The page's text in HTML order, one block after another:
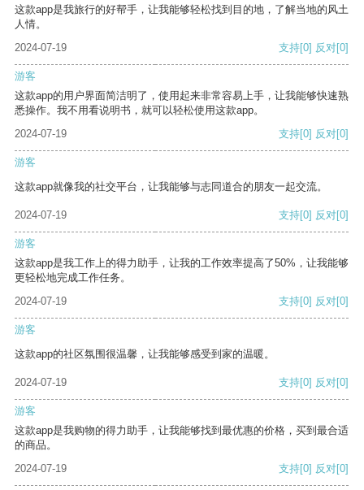
这款app是我旅行的好帮手，让我能够轻松找到目的地，了解当地的风土
人情。
2024-07-19
支持[0] 反对[0]
游客
这款app的用户界面简洁明了，使用起来非常容易上手，让我能够快速熟
悉操作。我不用看说明书，就可以轻松使用这款app。
2024-07-19
支持[0] 反对[0]
游客
这款app就像我的社交平台，让我能够与志同道合的朋友一起交流。
2024-07-19 支持[0] 反对[0]
游客
这款app是我工作上的得力助手，让我的工作效率提高了50%，让我能够
更轻松地完成工作任务。
2024-07-19
支持[0] 反对[0]
游客
这款app的社区氛围很温馨，让我能够感受到家的温暖。
2024-07-19 支持[0] 反对[0]
游客
这款app是我购物的得力助手，让我能够找到最优惠的价格，买到最合适
的商品。
2024-07-19
支持[0] 反对[0]